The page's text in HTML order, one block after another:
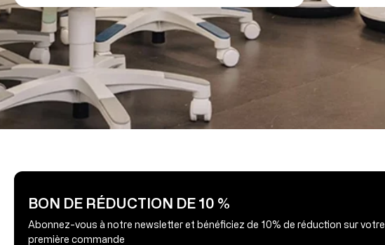
BON DE RÉDUCTION DE 10 %
Abonnez-vous à notre newsletter et bénéficiez de 10% de réduction sur votre
première commande